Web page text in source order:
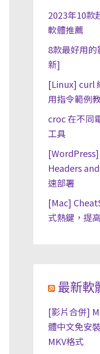
2023年10款
軟體推薦
8款最好用
新]
[Linux] curl
用指令範例
croc 在不同
工具
Headers
速部署
[Mac]
式熱鍵，提
最新軟
[影片合併]
體中文免安
MKV格式